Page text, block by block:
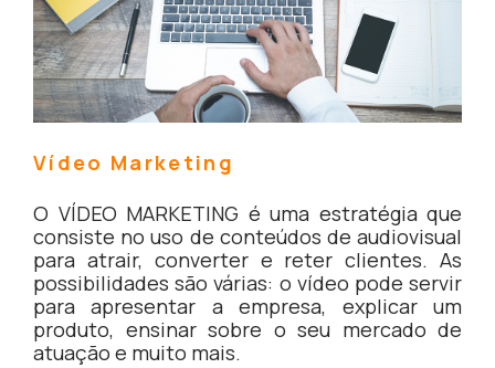
Vídeo Marketing
O VÍDEO MARKETING é uma estratégia que
consiste no uso de conteúdos de audiovisual
para atrair, converter e reter clientes. As
possibilidades são várias: o vídeo pode servir
para apresentar a empresa, explicar um
produto, ensinar sobre o seu mercado de
atuação e muito mais.